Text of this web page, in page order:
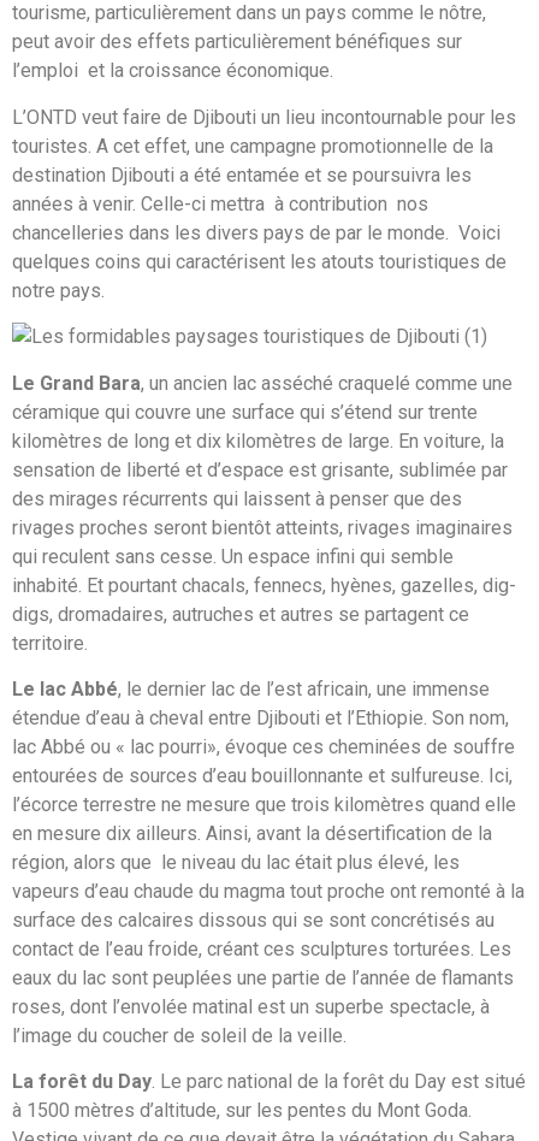
tourisme, particulièrement dans un pays comme le nôtre,
peut avoir des effets particulièrement bénéfiques sur
l’emploi et la croissance économique.
L’ONTD veut faire de Djibouti un lieu incontournable pour les
touristes. A cet effet, une campagne promotionnelle de la
destination Djibouti a été entamée et se poursuivra les
années à venir. Celle-ci mettra à contribution nos
chancelleries dans les divers pays de par le monde. Voici
quelques coins qui caractérisent les atouts touristiques de
notre pays.
Le Grand Bara, un ancien lac asséché craquelé comme une
céramique qui couvre une surface qui s’étend sur trente
kilomètres de long et dix kilomètres de large. En voiture, la
sensation de liberté et d’espace est grisante, sublimée par
des mirages récurrents qui laissent à penser que des
rivages proches seront bientôt atteints, rivages imaginaires
qui reculent sans cesse. Un espace infini qui semble
inhabité. Et pourtant chacals, fennecs, hyènes, gazelles, dig-
digs, dromadaires, autruches et autres se partagent ce
territoire.
Le lac Abbé, le dernier lac de l’est africain, une immense
étendue d’eau à cheval entre Djibouti et l’Ethiopie. Son nom,
lac Abbé ou « lac pourri», évoque ces cheminées de souffre
entourées de sources d’eau bouillonnante et sulfureuse. Ici,
l’écorce terrestre ne mesure que trois kilomètres quand elle
en mesure dix ailleurs. Ainsi, avant la désertification de la
région, alors que le niveau du lac était plus élevé, les
vapeurs d’eau chaude du magma tout proche ont remonté à la
surface des calcaires dissous qui se sont concrétisés au
contact de l’eau froide, créant ces sculptures torturées. Les
eaux du lac sont peuplées une partie de l’année de flamants
roses, dont l’envolée matinal est un superbe spectacle, à
l’image du coucher de soleil de la veille.
La forêt du Day. Le parc national de la forêt du Day est situé
à 1500 mètres d’altitude, sur les pentes du Mont Goda.